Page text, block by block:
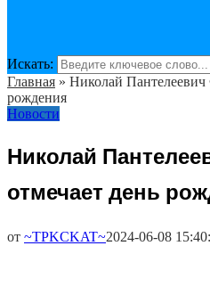
Искать:
Главная » Николай Пантелеевич
рождения
Новости
Николай
отмечает день
от ~TPKCKAT~2024-06-08